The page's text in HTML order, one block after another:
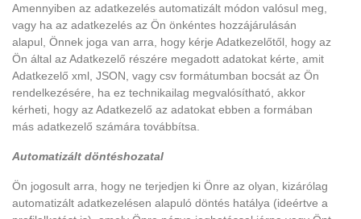
Amennyiben az adatkezelés automatizált módon valósul meg,
vagy ha az adatkezelés az Ön önkéntes hozzájárulásán
alapul, Önnek joga van arra, hogy kérje Adatkezelőtől, hogy az
Ön által az Adatkezelő részére megadott adatokat kérte, amit
Adatkezelő xml, JSON, vagy csv formátumban bocsát az Ön
rendelkezésére, ha ez technikailag megvalósítható, akkor
kérheti, hogy az Adatkezelő az adatokat ebben a formában
más adatkezelő számára továbbítsa.
Automatizált döntéshozatal
Ön jogosult arra, hogy ne terjedjen ki Önre az olyan, kizárólag
automatizált adatkezelésen alapuló döntés hatálya (ideértve a